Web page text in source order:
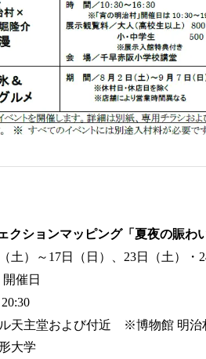
クションマッピング「夏夜の賑わ
土）～17日（日）、23日（土）
催日
天主堂および付近 ※博物館 明治
大学